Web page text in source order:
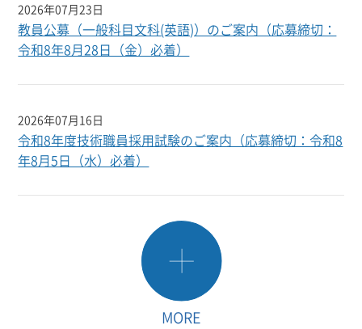
2026年07月23日
教員公募（一般科目文科(英語)）のご案内（応募締切：
令和8年8月28日（金）必着）
2026年07月16日
令和8年度技術職員採用試験のご案内（応募締切：令和8
年8月5日（水）必着）
MORE